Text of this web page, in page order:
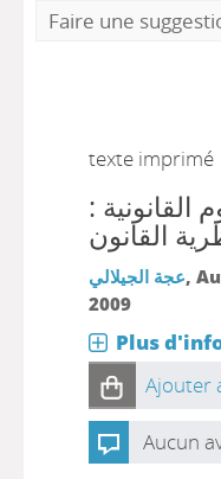
Faire une
texte imprimé
القانونية :
عجة الجيلالي,
2009
Plus
Ajouter
Aucun